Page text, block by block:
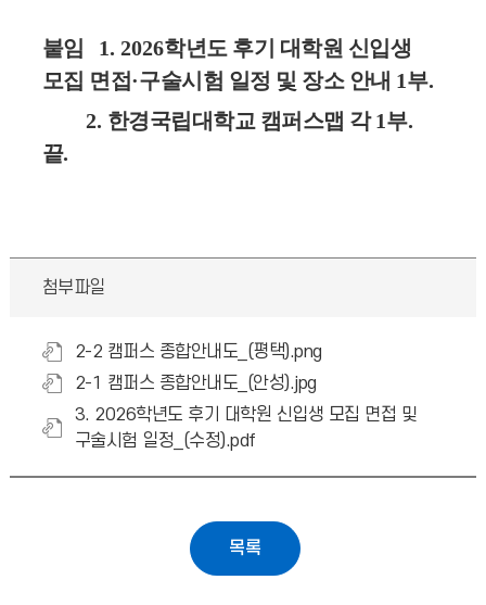
붙임 1. 2026학년도 후기 대학원 신입생
모집 면접·구술시험 일정 및 장소 안내 1부.
2. 한경국립대학교 캠퍼스맵 각1부.
끝.
첨부파일
2-2 캠퍼스 종합안내도_(평택).png
2-1 캠퍼스 종합안내도_(안성).jpg
3. 2026학년도 후기 대학원 신입생 모집 면접 및
구술시험 일정_(수정).pdf